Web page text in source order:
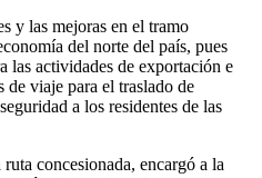
y las mejoras en el tramo
del norte del país, pues
las actividades de exportación e
viaje para el traslado de
a los residentes de las
concesionada, encargó a la